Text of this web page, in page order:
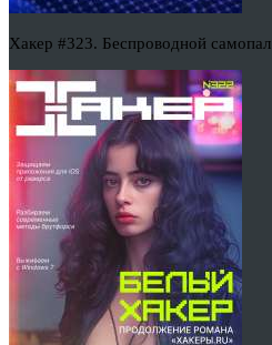
Хакер #323. Беспроводной самопал